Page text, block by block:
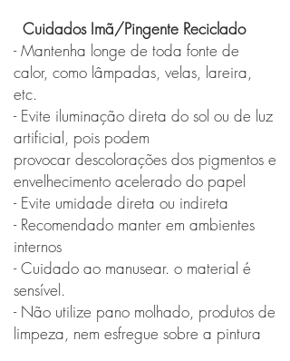
Cuidados Imã/Pingente Reciclado
- Mantenha longe de toda fonte de
calor, como lâmpadas, velas, lareira,
etc.
- Evite iluminação direta do sol ou de luz
artificial, pois podem
provocar descolorações dos pigmentos e
envelhecimento acelerado do papel
- Evite umidade direta ou indireta
- Recomendado manter em ambientes
internos
- Cuidado ao manusear. o material é
sensível.
- Não utilize pano molhado, produtos de
limpeza, nem esfregue sobre a pintura